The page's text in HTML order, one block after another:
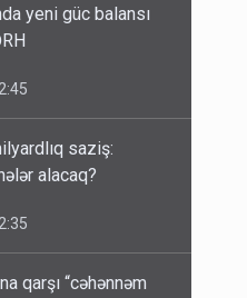
yeni güc balansı
saziş:
alacaq?
qarşı “cəhənnəm